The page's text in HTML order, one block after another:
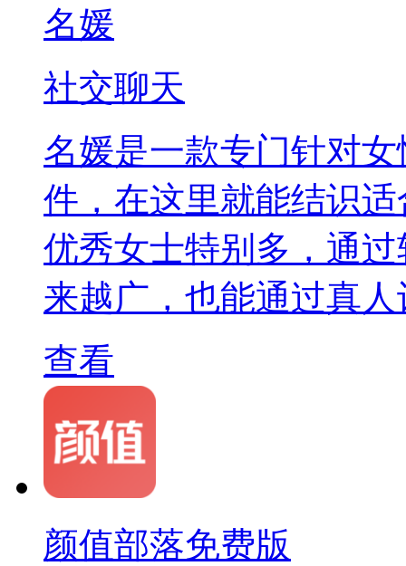
名媛
社交聊天
名媛是一款专门针对
件，在这里就能结识
优秀女士特别多，通
来越广，也能通过真
查看
颜值部落免费版